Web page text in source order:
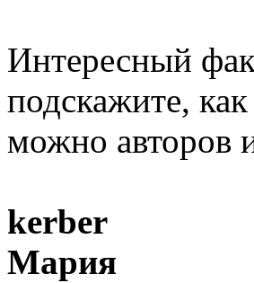
Интересный
подскажите,
можно авторов
kerber
Мария